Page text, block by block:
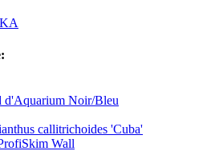
d'Aquarium Noir/Bleu
callitrichoides 'Cuba'
Wall